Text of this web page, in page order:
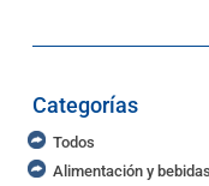
Categorías
Todos
Alimentación y bebidas